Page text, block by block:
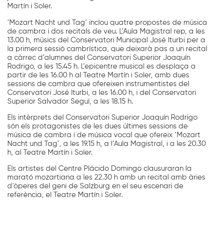
Martín i Soler.
‘Mozart Nacht und Tag’ inclou quatre propostes de música
de cambra i dos recitals de veu. L’Aula Magistral rep, a les
13.00 h, músics del Conservatori Municipal José Iturbi per a
la primera sessió cambrística, que deixarà pas a un recital
a càrrec d’alumnes del Conservatori Superior Joaquín
Rodrigo, a les 15.45 h. L’epicentre musical es desplaça a
partir de les 16.00 h al Teatre Martín i Soler, amb dues
sessions de cambra que ofereixen instrumentistes del
Conservatori José Iturbi, a les 16.00 h, i del Conservatori
Superior Salvador Seguí, a les 18.15 h.
Els intèrprets del Conservatori Superior Joaquín Rodrigo
són els protagonistes de les dues últimes sessions de
música de cambra i de música vocal que ofereix ‘Mozart
Nacht und Tag’, a les 19.15 h, a l’Aula Magistral, i a les 20.30
h, al Teatre Martín i Soler.
Els artistes del Centre Plácido Domingo clausuraran la
marató mozartiana a les 22.30 h amb un recital amb àries
d’òperes del geni de Salzburg en el seu escenari de
referència, el Teatre Martín i Soler.